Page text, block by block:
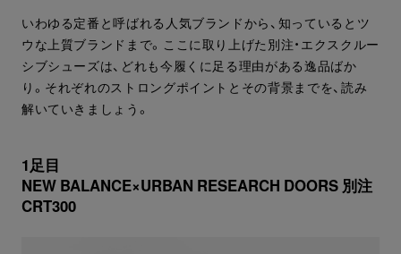
いわゆる定番と呼ばれる人気ブランドから、知っているとツ
ウな上質ブランドまで。ここに取り上げた別注・エクスクルー
シブシューズは、どれも今履くに足る理由がある逸品ばか
り。それぞれのストロングポイントとその背景までを、読み
解いていきましょう。
1足目
NEW BALANCE×URBAN RESEARCH DOORS 別注
CRT300